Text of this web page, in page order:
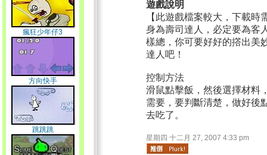
瘋狂少年仔3
方向快手
跳跳跳
遊戲說明
【此遊戲檔案較大，下載
身為壽司達人，必定要為客
樣總，你可要好好的撘出美
達人吧！
控制方法
滑鼠點擊飯，然後選擇材料
需要，要判斷清楚，做好後
去吃了。
星期四 十二月 27, 2007 4:33 pm